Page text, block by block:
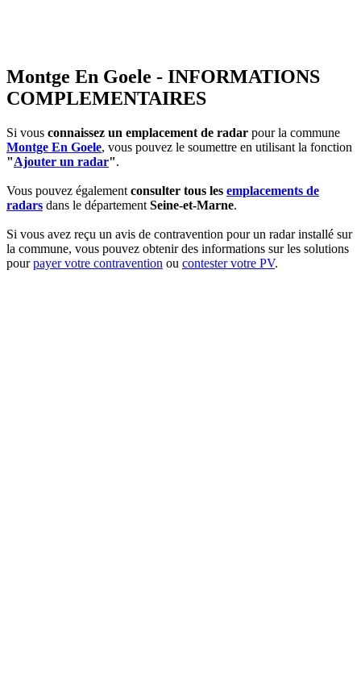
Montge En Goele - INFORMATIONS
COMPLEMENTAIRES
Si vous connaissez un emplacement de radar pour la commune
Montge En Goele, vous pouvez le soumettre en utilisant la fonction
"Ajouter un radar".
Vous pouvez également consulter tous les emplacements de
radars dans le département Seine-et-Marne.
Si vous avez reçu un avis de contravention pour un radar installé sur
la commune, vous pouvez obtenir des informations sur les solutions
pourpayer votre contravention ou contester votre PV.